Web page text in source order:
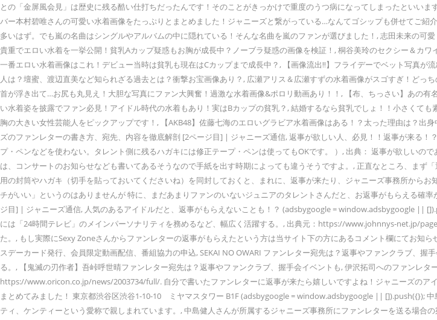
との「金屏風会見」は歴史に残る酷い仕打ちだったんです！そのことがきっかけで重度のうつ病になってしまったといい
バー本村碧唯さんの可愛い水着画像をたっぷりとまとめました！ジャニーズと繋がっている…なんてゴシップも併せてご
多いはず。でも嵐の名曲はシングルやアルバムの中に隠れている！そんな名曲を嵐のファンが選びました！, 志田未来の
貴重でエロい水着を一挙公開！貧乳Aカップ疑惑もお胸が成長中？ノーブラ疑惑の画像を検証！, 桐谷美玲のセクシー＆カ
一番エロい水着画像はこれ！デビュー当時は貧乳も現在はCカップまで成長中？, 【画像流出‼】フライデーでベット写真
人は？壇蜜、渡辺直美など知られざる過去とは？衝撃お宝画像あり？, 広瀬アリス＆広瀬すずの水着画像がスゴすぎ！ど
首が浮き出て…お尻も丸見え！大胆な写真にファン大興奮！過激な水着画像&ポロリ動画あり！！, 【布、ちっさい】あの
い水着姿を披露でファン必見！アイドル時代の水着もあり！実はBカップの貧乳？, 結婚するなら貧乳でしょ！！小さくて
胸の大きい女性芸能人をピックアップです！, 【AKB48】佐藤七海のエロいグラビア水着画像はある！？太った理由は？
ズのファンレターの書き方、宛先、内容を徹底解剖 [2ページ目] | ジャニーズ通信, 返事が欲しい人、必見！！返事が来る
プ・ペンなどを使わない。タレント側に残るハガキには修正テープ・ペンは使ってもOKです。 ）, 出典： 返事が欲しい
は、コンサートのお知らせなども書いてあるそうなので手紙を出す時期によっても違うそうですよ。, 正直なところ、ま
用の封筒やハガキ（切手を貼っておいてくださいね）を同封しておくと、まれに、返事が来たり、ジャニーズ事務所から
チがいい」というのはありませんが 特に、まだあまりファンのいないジュニアのタレントさんだと、お返事がもらえる確
ジ目] | ジャニーズ通信, 人気のあるアイドルだと、返事がもらえないことも！？ (adsbygoogle = window.adsbygoogle ||
には「24時間テレビ」のメインパーソナリティを務めるなど、幅広く活躍する。, 出典元：https://www.johnnys-net.jp/
た。, もし実際にSexy Zoneさんからファンレターの返事がもらえたという方は当サイト下の方にあるコメント欄にてお知
スデーカード発行、会員限定動画配信、番組協力の申込, SEKAI NO OWARI ファンレター宛先は？返事やファンクラブ、
る。, 【鬼滅の刃作者】吾峠呼世晴ファンレター宛先は？返事やファンクラブ、握手会イベントも, 伊沢拓司へのファンレ
https://www.oricon.co.jp/news/2003734/full/. 自分で書いたファンレターに返事が来たら嬉しいですよね！ジャニーズのア
まとめてみました！ 東京都渋谷区渋谷1-10-10 ミヤマスタワー B1F (adsbygoogle = window.adsbygoogle || []).push({});
ティ、ケンティーという愛称で親しまれています。, 中島健人さんが所属するジャニーズ事務所にファンレターを送る場